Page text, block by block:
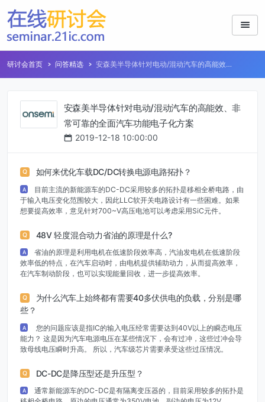
研讨会首页 问答精选
安森美半导体针对电动/混动汽车的高能效、
安森美半导体针对电动/混动汽车的高能效、非
常可靠的全面汽车功能电子化方案
2019-12-18 10:00:00
Q 如何来优化车载DC/DC转换电源电路拓扑？
A
目前主流的新能源车的DC-DC采用较多的拓扑是移相全桥电路，由
于输入电压变化范围较大，因此LLC软开关电路设计有一些困难。如果
想要提高效率，意见针对700~V高压电池可以考虑采用SiC元件。
Q 48V 轻度混合动力省油的原理是什么?
A
省油的原理是利用电机在低速阶段效率高，汽油发电机在低速阶段
效率低的特点，在汽车启动时，由电机提供辅助动力，从而提高效率，
在汽车制动阶段，也可以实现能量回收，进一步提高效率。
Q
为什么汽车上始终都有需要40多伏供电的负载，分别是哪
些？
A
您的问题应该是指IC的输入电压经常需要达到40V以上的瞬态电压
能力？ 这是因为汽车电源电压在某些情况下，会有过冲，这些过冲会导
致母线电压瞬时升高。 所以，汽车级芯片需要承受这些过压情况。
Q DC-DC是降压型还是升压型？
A
通常新能源车的DC-DC是有隔离变压器的，目前采用较多的拓扑是